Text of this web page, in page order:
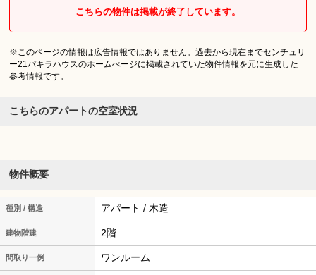
こちらの物件は掲載が終了しています。
※このページの情報は広告情報ではありません。過去から現在までセンチュリ
ー21パキラハウスのホームぺージに掲載されていた物件情報を元に生成した
参考情報です。
こちらのアパートの空室状況
物件概要
種別 / 構造 アパート / 木造
建物階建 2階
間取り一例 ワンルーム